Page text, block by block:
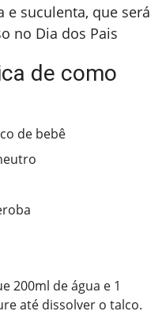
e suculenta, que será
no Dia dos Pais
de como
de bebê
200ml de água e 1
até dissolver o talco.